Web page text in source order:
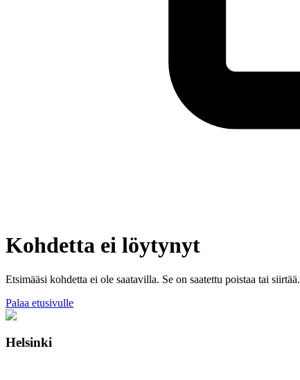
Kohdetta ei löytynyt
Etsimääsi kohdetta ei ole saatavilla. Se on saatettu poistaa tai siirtää.
Palaa etusivulle
Helsinki